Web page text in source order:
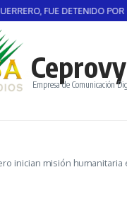
DETENIDO POR CASO
Empresa de Comunicación
inician misión